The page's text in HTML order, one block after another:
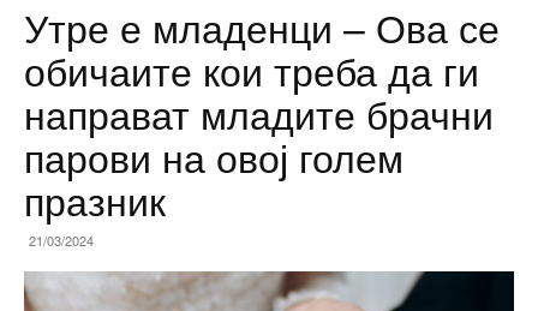
Утре е младенци – Ова се
обичаите кои треба да ги
направат младите брачни
парови на овој голем
празник
21/03/2024